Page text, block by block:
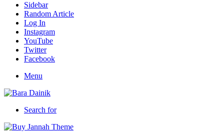
Sidebar
Random Article
Log In
Instagram
YouTube
Twitter
Facebook
Menu
Search for